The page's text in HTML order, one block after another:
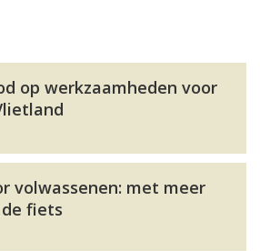
op werkzaamheden voor
volwassenen: met meer
fiets